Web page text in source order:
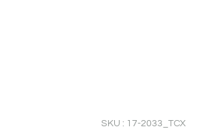
SKU : 17-2033_TCX